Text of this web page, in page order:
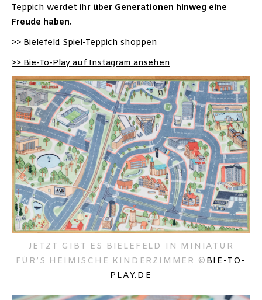
Teppich werdet ihr über Generationen hinweg eine
Freude haben.
>> Bielefeld Spiel-Teppich shoppen
>> Bie-To-Play auf Instagram ansehen
JETZT GIBT ES BIELEFELD IN MINIATUR
FÜR’S HEIMISCHE KINDERZIMMER © BIE-TO-
PLAY.DE